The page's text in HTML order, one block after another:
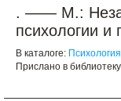
. —— М.:
психологии и
В каталоге: Психология
Прислано в